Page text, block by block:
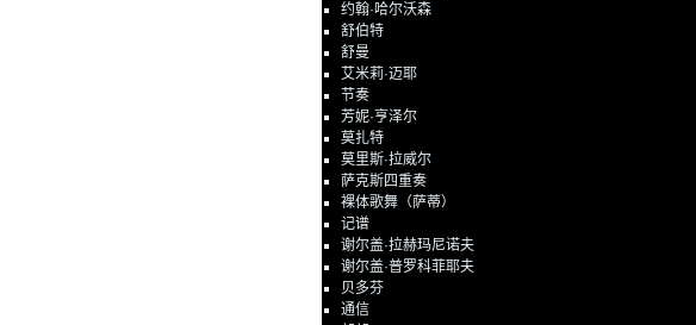
约翰·哈尔沃森
舒伯特
舒曼
艾米莉·迈耶
节奏
芳妮·亨泽尔
莫扎特
莫里斯·拉威尔
萨克斯四重奏
裸体歌舞（萨蒂）
记谱
谢尔盖·拉赫玛尼诺夫
谢尔盖·普罗科菲耶夫
贝多芬
通信